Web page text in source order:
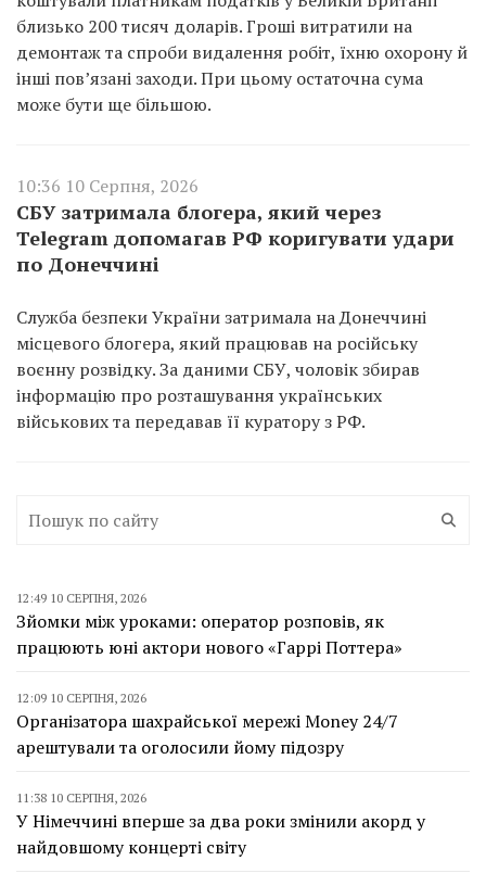
близько 200 тисяч доларів. Гроші витратили на
демонтаж та спроби видалення робіт, їхню охорону й
інші пов’язані заходи. При цьому остаточна сума
може бути ще більшою.
10:36 10 Серпня, 2026
СБУ затримала блогера, який через
Telegram допомагав РФ коригувати удари
по Донеччині
Служба безпеки України затримала на Донеччині
місцевого блогера, який працював на російську
воєнну розвідку. За даними СБУ, чоловік збирав
інформацію про розташування українських
військових та передавав її куратору з РФ.
12:49 10 СЕРПНЯ, 2026
Зйомки між уроками: оператор розповів, як
працюють юні актори нового «Гаррі Поттера»
12:09 10 СЕРПНЯ, 2026
Організатора шахрайської мережі Money 24/7
арештували та оголосили йому підозру
11:38 10 СЕРПНЯ, 2026
У Німеччині вперше за два роки змінили акорд у
найдовшому концерті світу